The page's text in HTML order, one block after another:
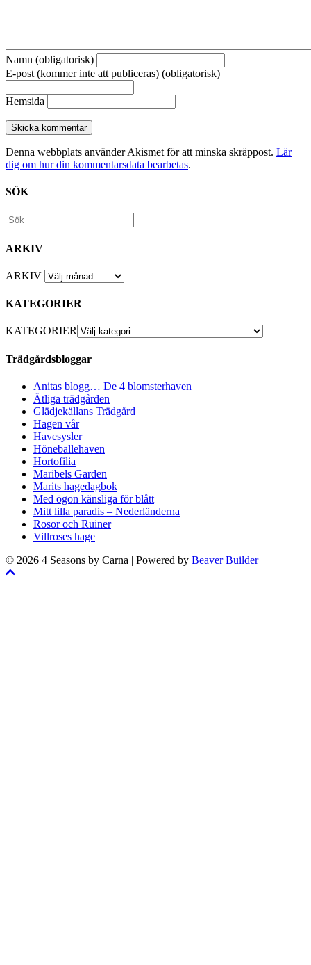
Namn (obligatorisk)
E-post (kommer inte att publiceras) (obligatorisk)
Hemsida
Denna webbplats använder Akismet för att minska skräppost. Lär
dig om hur din kommentarsdata bearbetas.
SÖK
ARKIV
ARKIV
KATEGORIER
KATEGORIER
Trädgårdsbloggar
Anitas blogg… De 4 blomsterhaven
Ätliga trädgården
Glädjekällans Trädgård
Hagen vår
Havesysler
Höneballehaven
Hortofilia
Maribels Garden
Marits hagedagbok
Med ögon känsliga för blått
Mitt lilla paradis – Nederländerna
Rosor och Ruiner
Villroses hage
© 2026 4 Seasons by Carna | Powered by Beaver Builder
Skrolla